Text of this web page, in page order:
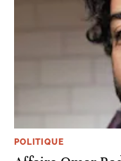
POLITIQUE